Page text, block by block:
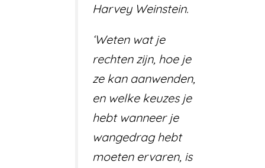
Harvey Weinstein.
‘Weten wat je
rechten zijn, hoe je
ze kan aanwenden,
en welke keuzes je
hebt wanneer je
wangedrag hebt
moeten ervaren, is